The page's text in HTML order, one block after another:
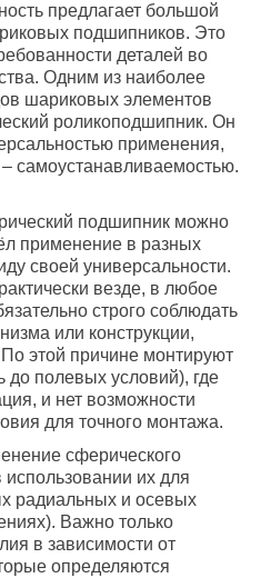
предлагает большой
подшипников. Это
деталей во
Одним из наиболее
шариковых элементов
роликоподшипник. Он
применения,
самоустанавливаемостью.
подшипник можно
применение в разных
своей универсальности.
везде, в любое
строго соблюдать
или конструкции,
этой причине монтируют
до полевых условий), где
и нет возможности
для точного монтажа.
сферического
их для
радиальных и осевых
Важно только
в зависимости от
определяются